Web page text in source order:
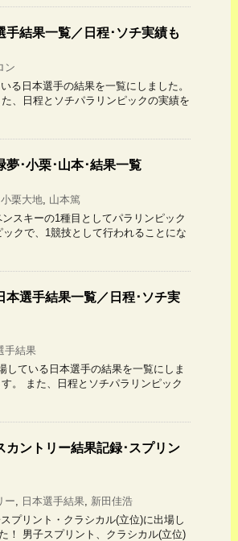
結果一覧／日程･ソチ実績も
ン
日本選手の結果を一覧にしました。
、日程とソチパラリンピックの実績を
･小栗･山本･結果一覧
小栗大地, 山本篤
スキーの1種目としてパラリンピック
クで、1競技として行われることにな
本選手結果一覧／日程･ソチ実
手結果
ている日本選手の結果を一覧にしま
。 また、日程とソチパラリンピック
カントリー結果記録･スプリン
ー, 日本選手結果, 新田佳浩
プリント・クラシカル(立位)に出場し
！ 男子スプリント、クラシカル(立位)